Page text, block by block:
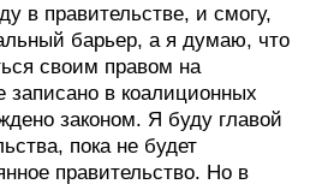
в правительстве, и смогу,
барьер, а я думаю, что
своим правом на
записано в коалиционных
законом. Я буду главой
пока не будет
правительство. Но в